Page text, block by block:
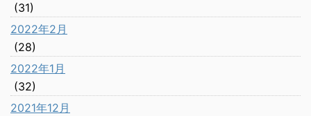
(31)
2022年2月
(28)
2022年1月
(32)
2021年12月